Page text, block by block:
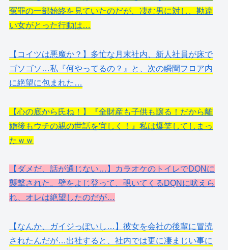
冤罪の一部始終を見ていたのだが、凄む男に対し、勘違
い女がとった行動は…
【コイツは悪魔か？】多忙な月末社内、新人社員が床で
ゴソゴソ…私『何やってるの？』と、次の瞬間フロア内
に絶望に包まれた…
【心の底から氏ね！】『全財産も子供も譲る！だから離
婚後もウチの親の世話を宜しく！』私は爆笑してしまっ
たｗｗ
【ダメだ、話が通じない…】カラオケのトイレでDQNに
襲撃された。壁をよじ登って、覗いてくるDQNに吠えら
れ、オレは絶望したのだが…
【なんか、ガイジっぽいし…】彼女を会社の後輩に冒涜
されたんだが…出社すると、社内では更に凄まじい事に